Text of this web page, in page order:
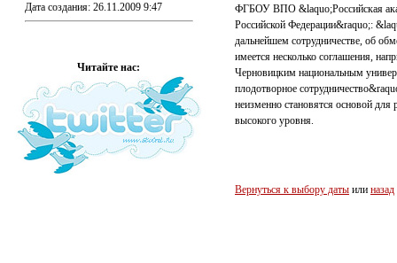
Дата создания: 26.11.2009 9:47
Читайте нас:
ФГБОУ ВПО &laquo;Российская
Российской Федерации&raquo;:
дальнейшем сотрудничестве, об
имеется несколько соглашения,
Черновицким национальным
плодотворное
неизменно становятся основой
высокого уровня.
Вернуться к выбору даты или назад